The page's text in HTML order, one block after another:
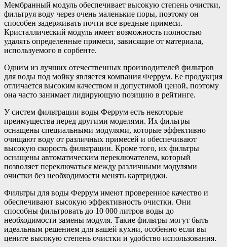
Мембранный модуль обеспечивает высокую степень очистки,
фильтруя воду через очень маленькие поры, поэтому он
способен задерживать почти все вредные примеси.
Кристаллический модуль имеет возможность полностью
удалять определенные примеси, зависящие от материала,
используемого в сорбенте.
Одним из лучших отечественных производителей фильтров
для воды под мойку является компания Феррум. Ее продукция
отличается высоким качеством и допустимой ценой, поэтому
она часто занимает лидирующую позицию в рейтинге.
У систем фильтрации воды Феррум есть некоторые
преимущества перед другими моделями. Их фильтры
оснащены специальными модулями, которые эффективно
очищают воду от различных примесей и обеспечивают
высокую скорость фильтрации. Кроме того, их фильтры
оснащены автоматическим переключателем, который
позволяет переключаться между различными модулями
очистки без необходимости менять картриджи.
Фильтры для воды Феррум имеют проверенное качество и
обеспечивают высокую эффективность очистки. Они
способны фильтровать до 10 000 литров воды до
необходимости замены модуля. Такие фильтры могут быть
идеальным решением для вашей кухни, особенно если вы
цените высокую степень очистки и удобство использования.